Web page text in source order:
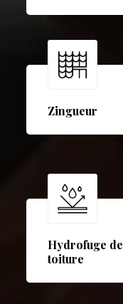
Zingueur
Hydrofuge de
toiture